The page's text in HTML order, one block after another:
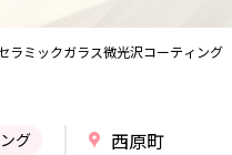
ミックガラス微光沢コーティン
グ 西原町